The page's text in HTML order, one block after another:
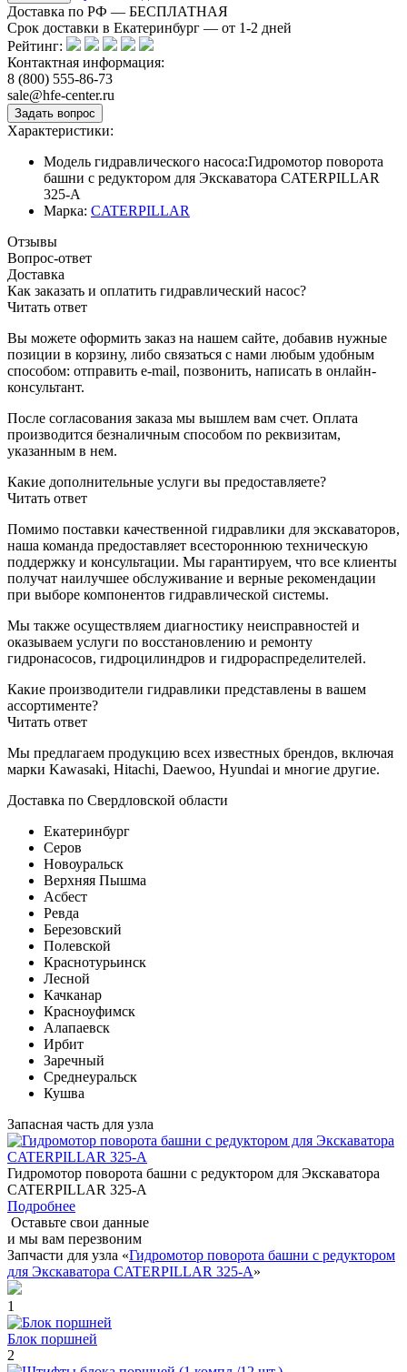
Доставка по РФ — БЕСПЛАТНАЯ
Срок доставки в Екатеринбург — от 1-2 дней
Рейтинг:
Контактная информация:
8 (800) 555-86-73
sale@hfe-center.ru
Характеристики:
Модель гидравлического насоса:Гидромотор поворота
башни с редуктором для Экскаватора CATERPILLAR
325-A
Марка: CATERPILLAR
Отзывы
Вопрос-ответ
Доставка
Как заказать и оплатить гидравлический насос?
Читать ответ
Вы можете оформить заказ на нашем сайте, добавив нужные
позиции в корзину, либо связаться с нами любым удобным
способом: отправить e-mail, позвонить, написать в онлайн-
консультант.
После согласования заказа мы вышлем вам счет. Оплата
производится безналичным способом по реквизитам,
указанным в нем.
Какие дополнительные услуги вы предоставляете?
Читать ответ
Помимо поставки качественной гидравлики для экскаваторов,
наша команда предоставляет всестороннюю техническую
поддержку и консультации. Мы гарантируем, что все клиенты
получат наилучшее обслуживание и верные рекомендации
при выборе компонентов гидравлической системы.
Мы также осуществляем диагностику неисправностей и
оказываем услуги по восстановлению и ремонту
гидронасосов, гидроцилиндров и гидрораспределителей.
Какие производители гидравлики представлены в вашем
ассортименте?
Читать ответ
Мы предлагаем продукцию всех известных брендов, включая
марки Kawasaki, Hitachi, Daewoo, Hyundai и многие другие.
Доставка по Свердловской области
Екатеринбург
Серов
Новоуральск
Верхняя Пышма
Асбест
Ревда
Березовский
Полевской
Краснотурьинск
Лесной
Качканар
Красноуфимск
Алапаевск
Ирбит
Заречный
Среднеуральск
Кушва
Запасная часть для узла
Гидромотор поворота башни с редуктором для Экскаватора
CATERPILLAR 325-A
Подробнее
Оставьте свои данные
и мы вам перезвоним
Запчасти для узла «Гидромотор поворота башни с редуктором
для Экскаватора CATERPILLAR 325-A»
1
Блок поршней
2